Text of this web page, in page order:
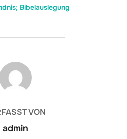
Bibelauslegung
VON
admin